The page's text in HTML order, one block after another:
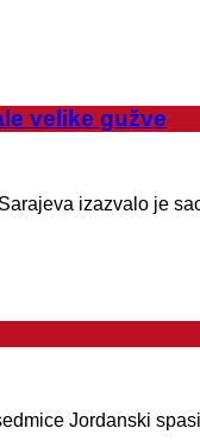
velike gužve
izazvalo je
Jordanski